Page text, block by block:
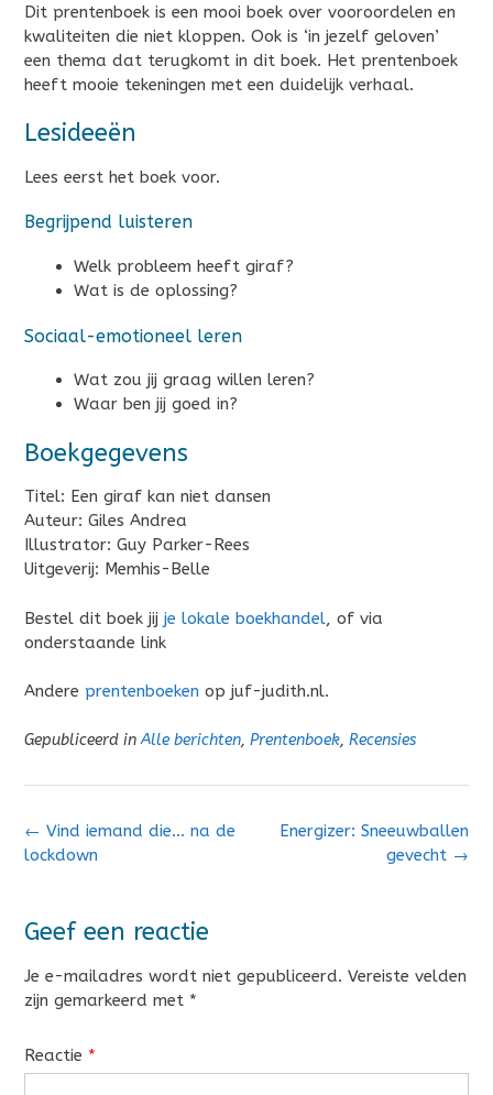
Dit prentenboek is een mooi boek over vooroordelen en
kwaliteiten die niet kloppen. Ook is ‘in jezelf geloven’
een thema dat terugkomt in dit boek. Het prentenboek
heeft mooie tekeningen met een duidelijk verhaal.
Lesideeën
Lees eerst het boek voor.
Begrijpend luisteren
Welk probleem heeft giraf?
Wat is de oplossing?
Sociaal-emotioneel leren
Wat zou jij graag willen leren?
Waar ben jij goed in?
Boekgegevens
Titel: Een giraf kan niet dansen
Auteur: Giles Andrea
Illustrator: Guy Parker-Rees
Uitgeverij: Memhis-Belle
Bestel dit boek jij je lokale boekhandel, of via
onderstaande link
Andere prentenboeken op juf-judith.nl.
Gepubliceerd inAlle berichten, Prentenboek, Recensies
Bericht
navigatie
Energizer: Sneeuwballen
gevecht →
← Vind iemand die… na de
lockdown
Geef een reactie
Je e-mailadres wordt niet gepubliceerd. Vereiste velden
zijn gemarkeerd met *
Reactie *